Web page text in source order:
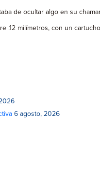
de ocultar algo en su
.12 milímetros, con un
6 agosto, 2026